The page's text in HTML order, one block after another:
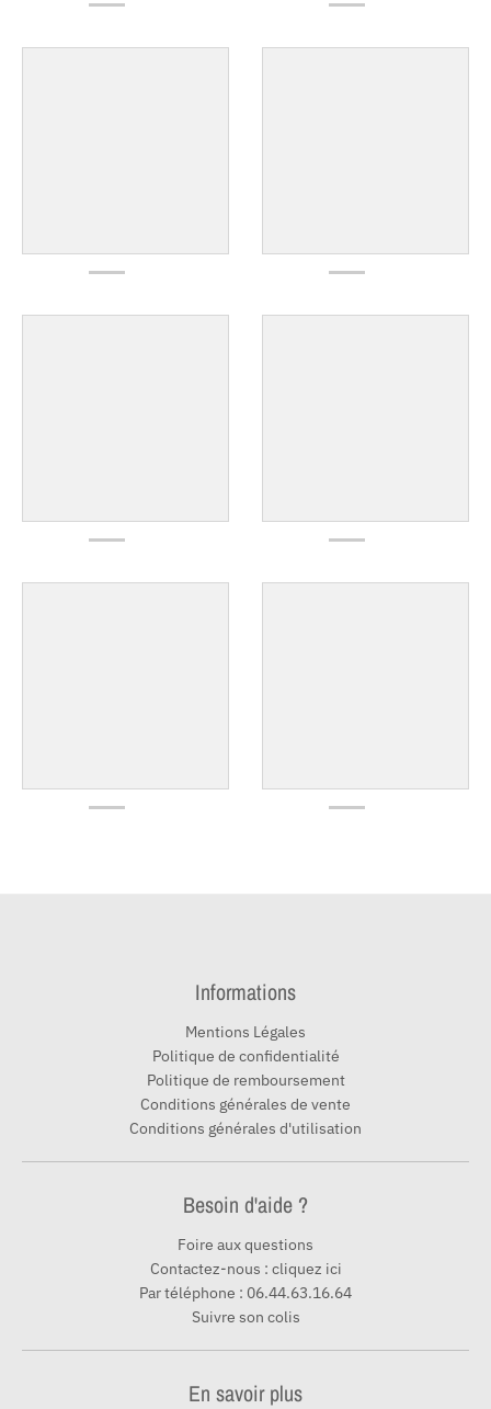
Informations
Mentions Légales
Politique de confidentialité
Politique de remboursement
Conditions générales de vente
Conditions générales d'utilisation
Besoin d'aide ?
Foire aux questions
Contactez-nous : cliquez ici
Par téléphone : 06.44.63.16.64
Suivre son colis
En savoir plus